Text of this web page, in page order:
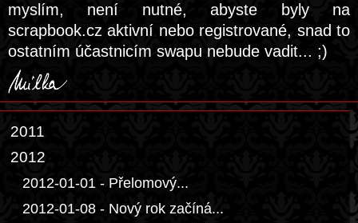
myslím, není nutné, abyste byly na
scrapbook.cz aktivní nebo registrované, snad to
ostatním účastnicím swapu nebude vadit... ;)
2011
2012
2012-01-01 - Přelomový...
2012-01-08 - Nový rok začíná...